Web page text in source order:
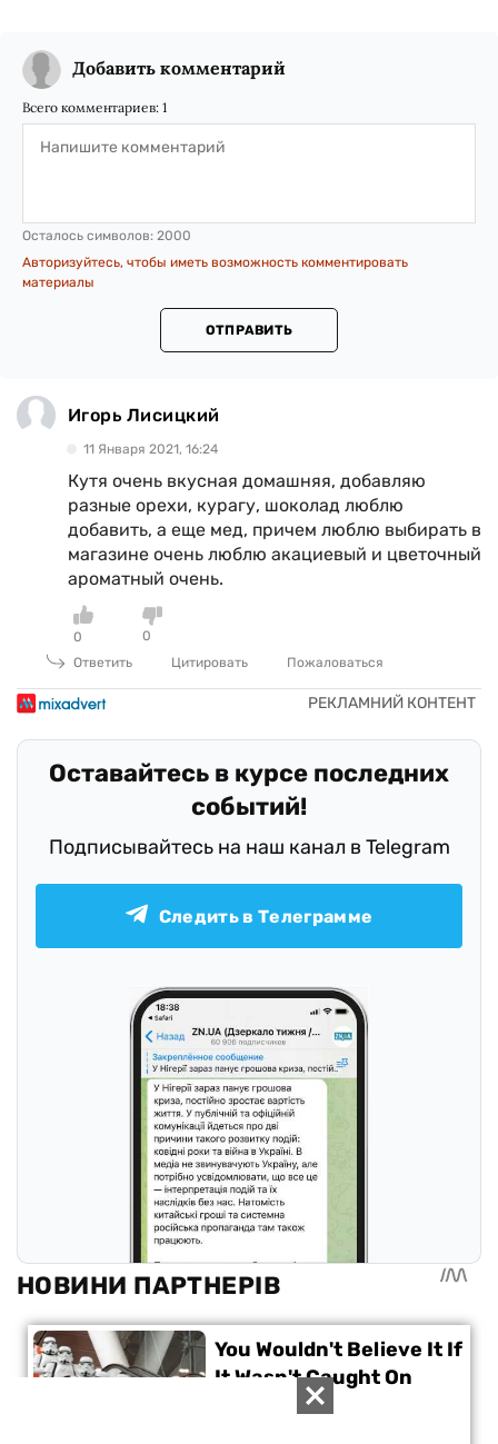
Добавить комментарий
Всего комментариев: 1
Осталось символов: 2000
Авторизуйтесь, чтобы иметь возможность комментировать
материалы
ОТПРАВИТЬ
Игорь Лисицкий
11 Января 2021, 16:24
Кутя очень вкусная домашняя, добавляю
разные орехи, курагу, шоколад люблю
добавить, а еще мед, причем люблю выбирать в
магазине очень люблю акациевый и цветочный
ароматный очень.
0
0
Ответить
Цитировать Пожаловаться
Оставайтесь в курсе последних
событий!
Подписывайтесь на наш канал в Telegram
Следить в Телеграмме